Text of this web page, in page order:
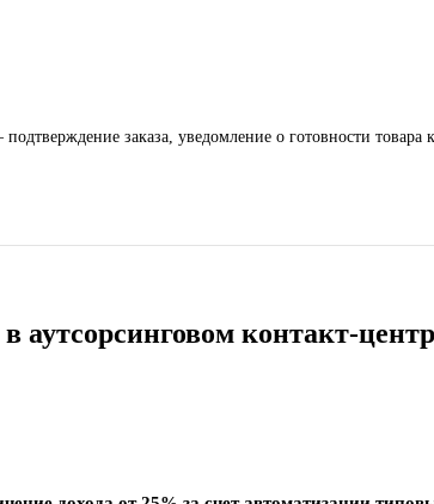
заказа, уведомление о готовности товара
аутсорсинговом контакт-